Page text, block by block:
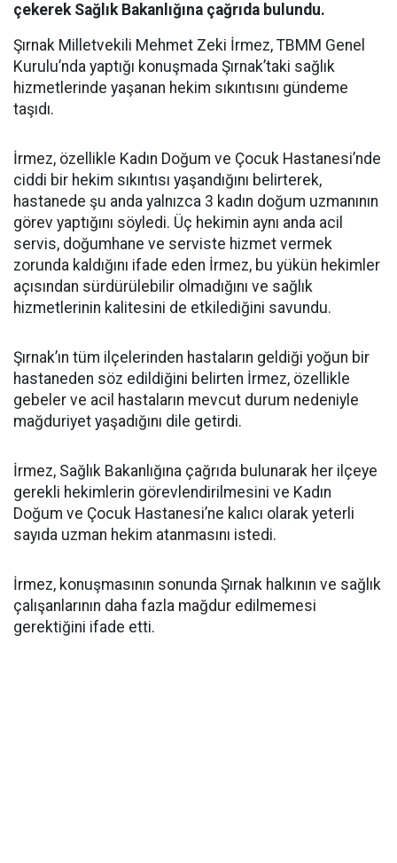
çekerek Sağlık Bakanlığına çağrıda bulundu.
Şırnak Milletvekili Mehmet Zeki İrmez, TBMM Genel
Kurulu’nda yaptığı konuşmada Şırnak’taki sağlık
hizmetlerinde yaşanan hekim sıkıntısını gündeme
taşıdı.
İrmez, özellikle Kadın Doğum ve Çocuk Hastanesi’nde
ciddi bir hekim sıkıntısı yaşandığını belirterek,
hastanede şu anda yalnızca 3 kadın doğum uzmanının
görev yaptığını söyledi. Üç hekimin aynı anda acil
servis, doğumhane ve serviste hizmet vermek
zorunda kaldığını ifade eden İrmez, bu yükün hekimler
açısından sürdürülebilir olmadığını ve sağlık
hizmetlerinin kalitesini de etkilediğini savundu.
Şırnak’ın tüm ilçelerinden hastaların geldiği yoğun bir
hastaneden söz edildiğini belirten İrmez, özellikle
gebeler ve acil hastaların mevcut durum nedeniyle
mağduriyet yaşadığını dile getirdi.
İrmez, Sağlık Bakanlığına çağrıda bulunarak her ilçeye
gerekli hekimlerin görevlendirilmesini ve Kadın
Doğum ve Çocuk Hastanesi’ne kalıcı olarak yeterli
sayıda uzman hekim atanmasını istedi.
İrmez, konuşmasının sonunda Şırnak halkının ve sağlık
çalışanlarının daha fazla mağdur edilmemesi
gerektiğini ifade etti.